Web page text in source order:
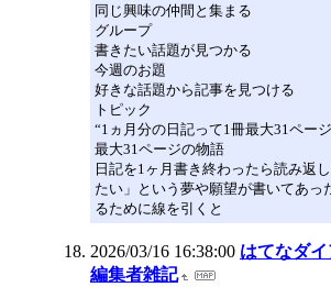
同じ興味の仲間と集まる
グループ
書きたい話題が見つかる
今週のお題
好きな話題から記事を見つける
トピック
“1ヵ月分の日記って1冊最大31ペー
最大31ページの物語
日記を1ヶ月書き終わったら読み返
たい」という夢や願望が書いてあっ
るために線を引くと
2026/03/16 16:38:00 はてなダイ
編集者雑記